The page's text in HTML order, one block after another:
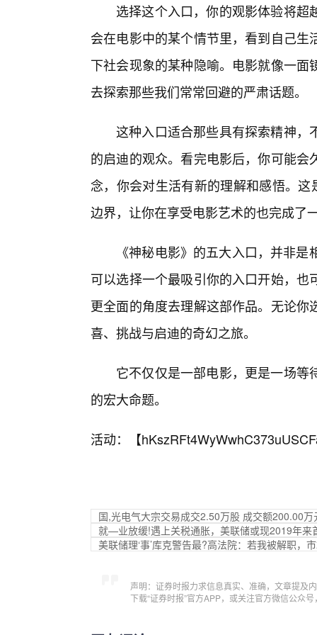
选择这个入口，你的观影体验将
会在电影中的某个情节里，看到自己
下社会现象的某种隐喻。电影就像一
去探索那些我们常常回避的严肃话题。
这种入口适合那些具有探索精神，
的启迪的观众。看完电影后，你可能
念，你会对生活有新的理解和感悟。
边界，让你在享受电影艺术的也完成了
《神秘电影》的五大入口，并非
可以选择一个最吸引你的入口开始，
更全面的角度去理解这部作品。无论
喜、挑战与启迪的奇幻之旅。
它不仅仅是一部电影，更是一场
的宏大命题。
活动：【
国,光电气大宗交易成交2.50万股 成交额200.00万
就—业放缓!遇上关税通胀，美联储或现2019年来
美联储理‘事’库克警告最?高法院：若我被解职，
声明：证券时报力求信息真实、准确，文章提及
下载“证券时报”官方APP，或关注官方微信公众